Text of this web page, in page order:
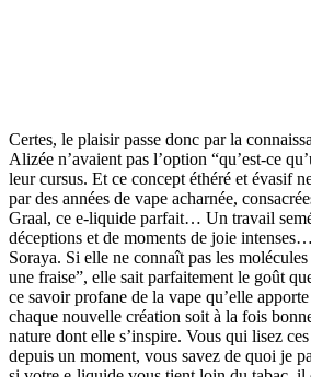
Certes, le plaisir passe donc par la
Alizée n’avaient pas l’option “qu’est-ce
leur cursus. Et ce concept éthéré et évasif
par des années de vape acharnée,
Graal, ce e-liquide parfait… Un travail
déceptions et de moments de joie
Soraya. Si elle ne connaît pas les
une fraise”, elle sait parfaitement le goût
ce savoir profane de la vape qu’elle
chaque nouvelle création soit à la fois
nature dont elle s’inspire. Vous qui lisez
depuis un moment, vous savez de quoi je